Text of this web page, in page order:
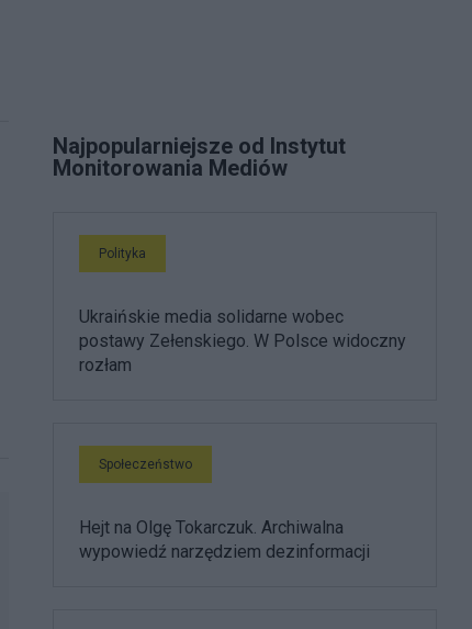
Najpopularniejsze od Instytut
Monitorowania Mediów
Polityka
Ukraińskie media solidarne wobec
postawy Zełenskiego. W Polsce widoczny
rozłam
Społeczeństwo
Hejt na Olgę Tokarczuk. Archiwalna
wypowiedź narzędziem dezinformacji